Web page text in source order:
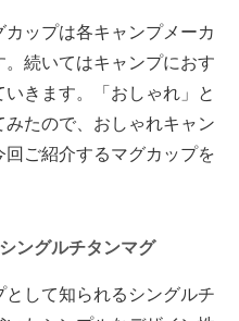
ップは各キャンプメーカ
続いてはキャンプにおす
きます。「おしゃれ」と
たので、おしゃれキャン
ご紹介するマグカップを
ングルチタンマグ
して知られるシングルチ